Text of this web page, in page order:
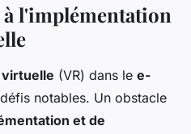
à l'implémentation
(VR) dans le e-
notables. Un obstacle
et de